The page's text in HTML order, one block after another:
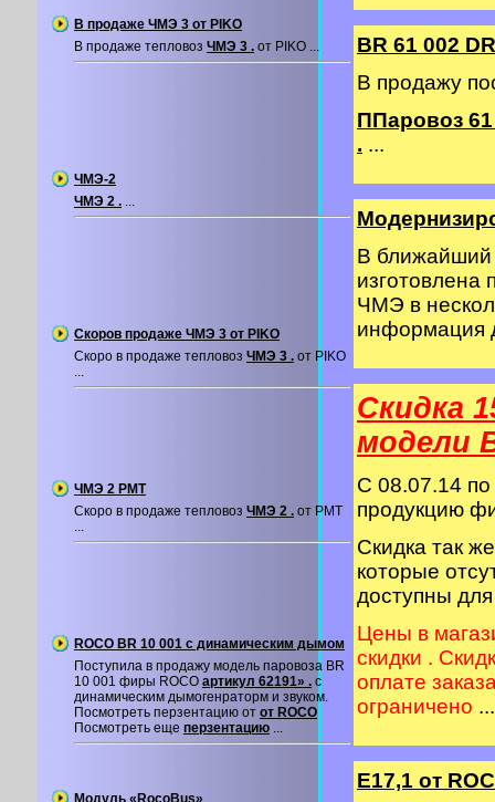
В продаже ЧМЭ 3 от PIKO
В продаже тепловоз ЧМЭ 3 . от PIKO ...
ЧМЭ-2
ЧМЭ 2 . ...
Скоров продаже ЧМЭ 3 от PIKO
Скоро в продаже тепловоз ЧМЭ 3 . от PIKO
...
ЧМЭ 2 PMT
Скоро в продаже тепловоз ЧМЭ 2 . от PMT
...
ROCO BR 10 001 с динамическим дымом
Поступила в продажу модель паровоза BR
10 001 фиры ROCO артикул 62191» . с
динамическим дымогенраторм и звуком.
Посмотреть перзентацию от от ROCO
Посмотреть еще перзентацию ...
Модуль «RocoBus»
BR 61 002
В продажу
ППаровоз
. ...
В ближайший
изготовлена
ЧМЭ в
информация
Скидка
модели
C 08.07.14
продукцию
Скидка так
которые
доступны
Цены в
скидки .
оплате
ограничено ...
Е17,1 от